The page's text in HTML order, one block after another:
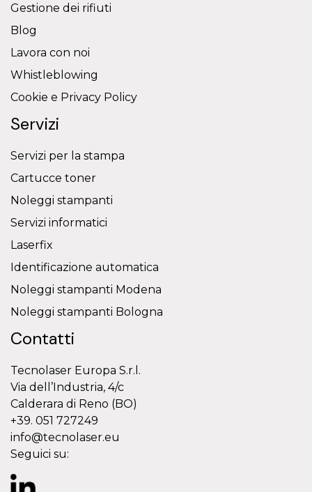
Gestione dei rifiuti
Blog
Lavora con noi
Whistleblowing
Cookie e Privacy Policy
Servizi
Servizi per la stampa
Cartucce toner
Noleggi stampanti
Servizi informatici
Laserfix
Identificazione automatica
Noleggi stampanti Modena
Noleggi stampanti Bologna
Contatti
Tecnolaser Europa S.r.l.
Via dell’Industria, 4/c
Calderara di Reno (BO)
+39. 051 727249
info@tecnolaser.eu
Seguici su: